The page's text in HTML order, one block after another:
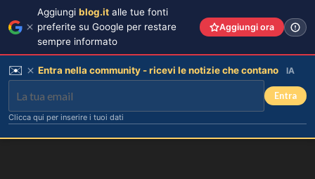
Aggiungi blog.it alle tue fonti
preferite su Google per restare
sempre informato
Aggiungi ora
✉️ Entra nella community - ricevi le notizie che contano IA
Entra
Clicca qui per inserire i tuoi dati